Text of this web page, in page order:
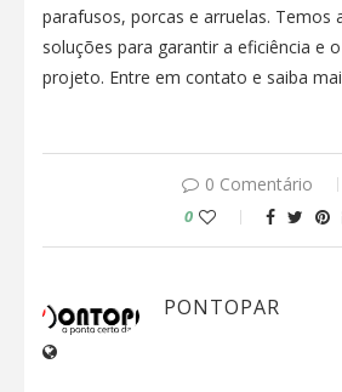
parafusos, porcas e arruelas. Temos
soluções para garantir a eficiência e
projeto. Entre em contato e saiba
0 Comentário
0
PONTOPAR